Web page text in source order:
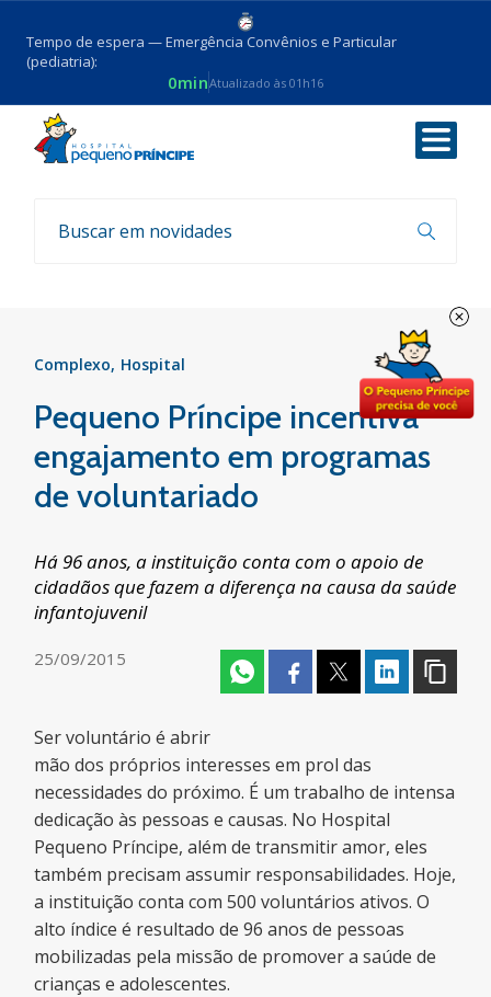
Tempo de espera — Emergência Convênios e Particular
(pediatria):
0minAtualizado às 01h16
Voltar
Notícias
Complexo Hospital
Pequeno Príncipe incentiva
engajamento em programas
de voluntariado
Há 96 anos, a instituição conta com o apoio de
cidadãos que fazem a diferença na causa da saúde
infantojuvenil
25/09/2015
Ser voluntário é abrir
mão dos próprios interesses em prol das
necessidades do próximo. É um trabalho de intensa
dedicação às pessoas e causas. No Hospital
Pequeno Príncipe, além de transmitir amor, eles
também precisam assumir responsabilidades. Hoje,
a instituição conta com 500 voluntários ativos. O
alto índice é resultado de 96 anos de pessoas
mobilizadas pela missão de promover a saúde de
crianças e adolescentes.